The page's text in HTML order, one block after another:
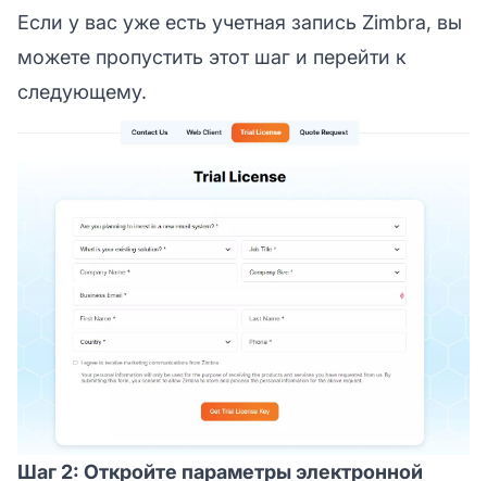
Если у вас уже есть учетная запись Zimbra, вы
можете пропустить этот шаг и перейти к
следующему.
Шаг 2: Откройте параметры электронной